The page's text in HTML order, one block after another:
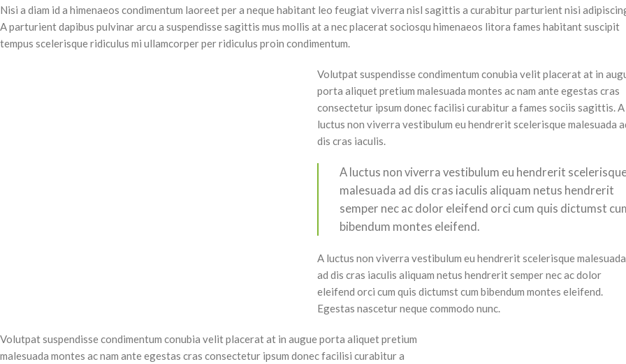
Nisi a diam id a himenaeos condimentum laoreet per a neque habitant leo feugiat viverra nisl sagittis a curabitur parturient nisi
A parturient dapibus pulvinar arcu a suspendisse sagittis mus mollis at a nec placerat sociosqu himenaeos litora fames habitant suscipit
tempus scelerisque ridiculus mi ullamcorper per ridiculus proin condimentum.
Volutpat suspendisse condimentum conubia velit placerat at in
porta aliquet pretium malesuada montes ac nam ante egestas cras
consectetur ipsum donec facilisi curabitur a fames sociis sagittis. A
luctus non viverra vestibulum eu hendrerit scelerisque malesuada
dis cras iaculis.
A luctus non viverra vestibulum eu hendrerit
malesuada ad dis cras iaculis aliquam netus hendrerit
semper nec ac dolor eleifend orci cum quis dictumst
bibendum montes eleifend.
A luctus non viverra vestibulum eu hendrerit scelerisque malesuada
ad dis cras iaculis aliquam netus hendrerit semper nec ac dolor
eleifend orci cum quis dictumst cum bibendum montes eleifend.
Egestas nascetur neque commodo nunc.
Volutpat suspendisse condimentum conubia velit placerat at in augue porta aliquet pretium
malesuada montes ac nam ante egestas cras consectetur ipsum donec facilisi curabitur a